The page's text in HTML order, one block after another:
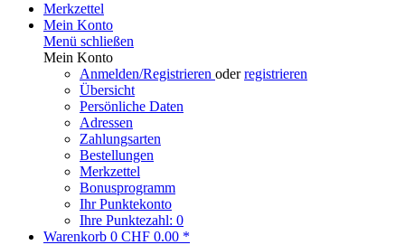
Merkzettel
Mein Konto
Menü schließen
Mein Konto
Anmelden/Registrieren oderregistrieren
Übersicht
Persönliche Daten
Adressen
Zahlungsarten
Bestellungen
Merkzettel
Bonusprogramm
Ihr Punktekonto
Ihre Punktezahl: 0
Warenkorb 0 CHF 0.00 *